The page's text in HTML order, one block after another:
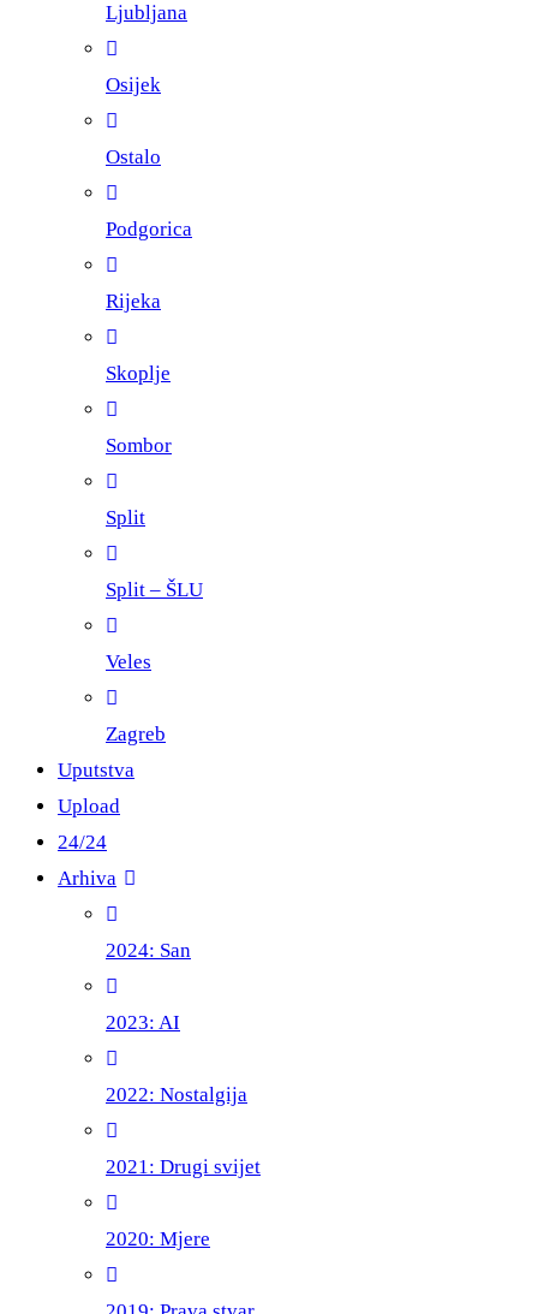
Ljubljana
Osijek
Ostalo
Podgorica
Rijeka
Skoplje
Sombor
Split
Split – ŠLU
Veles
Zagreb
Uputstva
Upload
24/24
Arhiva
2024: San
2023: AI
2022: Nostalgija
2021: Drugi svijet
2020: Mjere